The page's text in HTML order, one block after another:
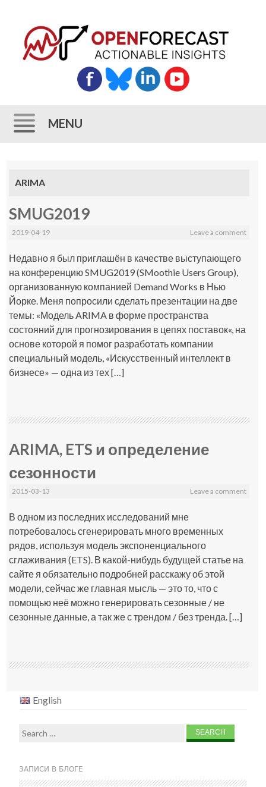
MENU
content
ARIMA
SMUG2019
2019-04-19 Leave a comment
Недавно я был приглашён в качестве выступающего
на конференцию SMUG2019 (SMoothie Users Group),
организованную компанией Demand Works в Нью
Йорке. Меня попросили сделать презентации на две
темы: «Модель ARIMA в форме пространства
состояний для прогнозирования в цепях поставок«, на
основе которой я помог разработать компании
специальный модель, «Искусственный интеллект в
бизнесе» — одна из тех […]
ARIMA, ETS и определение
сезонности
2015-03-13 Leave a comment
В одном из последних исследований мне
потребовалось сгенерировать много временных
рядов, используя модель экспоненциального
сглаживания (ETS). В какой-нибудь будущей статье на
сайте я обязательно подробней расскажу об этой
модели, сейчас же главная мысль — это то, что с
помощью неё можно генерировать сезонные / не
сезонные данные, а так же с трендом / без тренда. […]
English
Search
ЗАПИСИ В БЛОГЕ